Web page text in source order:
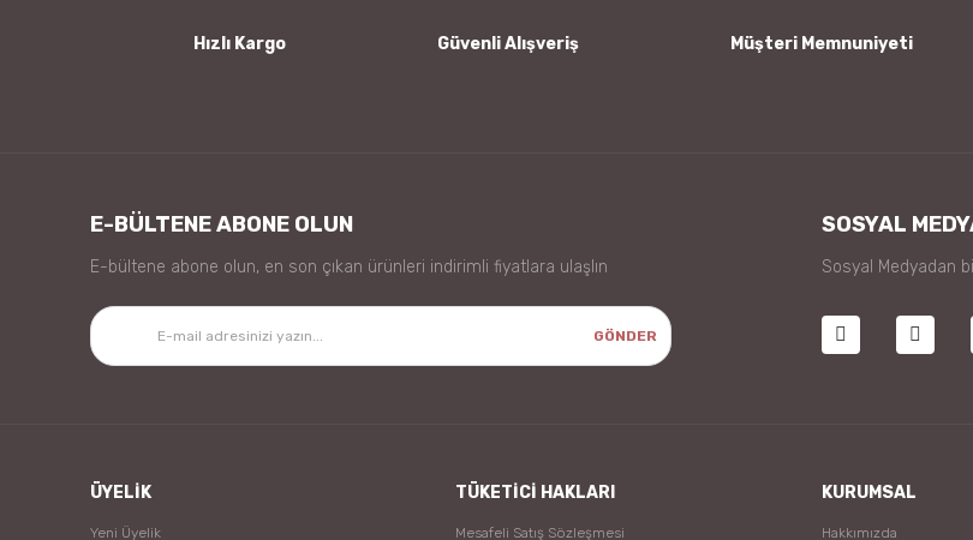
Hızlı Kargo Güvenli Alışveriş Müşteri Memnuniyeti
E-BÜLTENE ABONE OLUN
E-bültene abone olun, en son çıkan ürünleri indirimli fiyatlara ulaşlın
GÖNDER
SOSYAL
Sosyal Medyadan
ÜYELİK
Yeni Üyelik
TÜKETİCİ HAKLARI
Mesafeli Satış Sözleşmesi
KURUMSAL
Hakkımızda